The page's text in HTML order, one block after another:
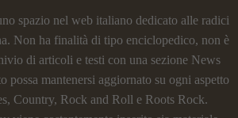
spazio nel web italiano dedicato alle radici
Non ha finalità di tipo enciclopedico, non è
di articoli e testi con una sezione News
possa mantenersi aggiornato su ogni aspetto
Country, Rock and Roll e Roots Rock.